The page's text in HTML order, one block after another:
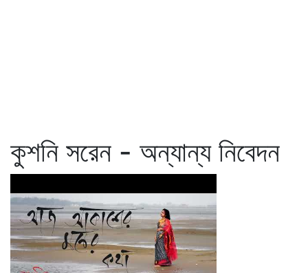
কুশনি সরেন - অন্যান্য নিবেদন